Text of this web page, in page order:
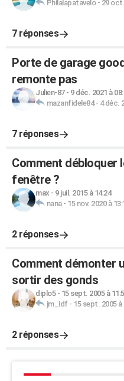
Philalapatavelo- 29
7 réponses
Porte de garage
remonte pas
Julien-87- 9 déc. 2021 à
mazanfidele84- 4 déc.
7 réponses
Comment débloquer
fenêtre ?
max - 9 juil. 2015 à 14:24
nana- 15 nov. 2020 à
2 réponses
Comment démonter
sortir des gonds
diplo5- 15 sept. 2005 à
jm_idf- 15 sept. 2005 à
2 réponses